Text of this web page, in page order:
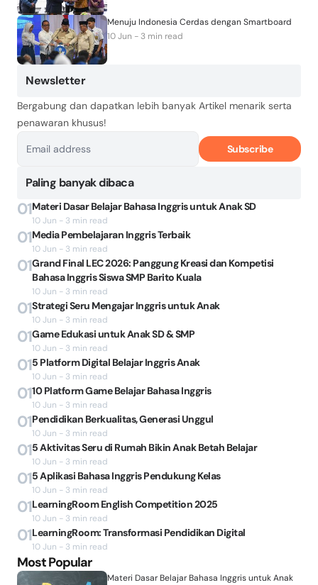
Menuju Indonesia Cerdas dengan Smartboard
10 Jun - 3 min read
Newsletter
Bergabung dan dapatkan lebih banyak Artikel menarik serta
penawaran khusus!
Subscribe
Paling banyak dibaca
01Materi Dasar Belajar Bahasa Inggris untuk Anak SD
10 Jun - 3 min read
01Media Pembelajaran Inggris Terbaik
10 Jun - 3 min read
01Grand Final LEC 2026: Panggung Kreasi dan Kompetisi
Bahasa Inggris Siswa SMP Barito Kuala
10 Jun - 3 min read
01Strategi Seru Mengajar Inggris untuk Anak
10 Jun - 3 min read
01Game Edukasi untuk Anak SD & SMP
10 Jun - 3 min read
015 Platform Digital Belajar Inggris Anak
10 Jun - 3 min read
0110 Platform Game Belajar Bahasa Inggris
10 Jun - 3 min read
01Pendidikan Berkualitas, Generasi Unggul
10 Jun - 3 min read
015 Aktivitas Seru di Rumah Bikin Anak Betah Belajar
10 Jun - 3 min read
015 Aplikasi Bahasa Inggris Pendukung Kelas
10 Jun - 3 min read
01LearningRoom English Competition 2025
10 Jun - 3 min read
01LearningRoom: Transformasi Pendidikan Digital
10 Jun - 3 min read
Most Popular
Materi Dasar Belajar Bahasa Inggris untuk Anak